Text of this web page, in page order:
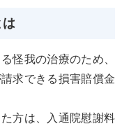
は
怪我の治療のため、
求できる損害賠償金
方は、入通院慰謝料